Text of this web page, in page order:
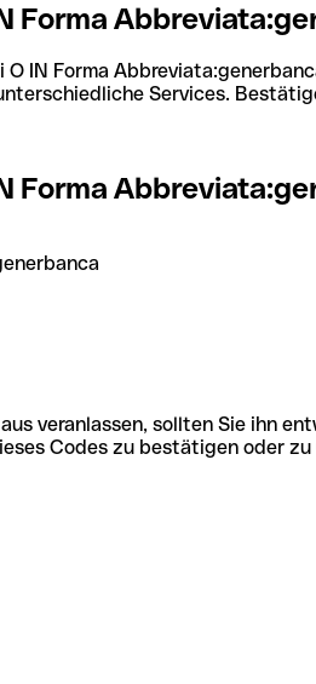
Forma
IN Forma
Services.
Forma
veranlassen, sollten Sie ihn
Codes zu bestätigen oder